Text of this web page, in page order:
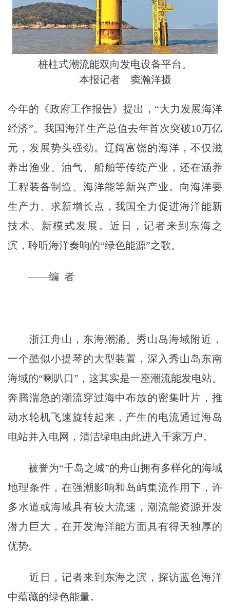
桩柱式潮流能双向发电设备平台。
本报记者 窦瀚洋摄
今年的《政府工作报告》提出，“大力发展海洋
经济”。我国海洋生产总值去年首次突破10万亿
元，发展势头强劲。辽阔富饶的海洋，不仅滋
养出渔业、油气、船舶等传统产业，还在涵养
工程装备制造、海洋能等新兴产业。向海洋要
生产力、求新增长点，我国全力促进海洋能新
技术、新模式发展。近日，记者来到东海之
滨，聆听海洋奏响的“绿色能源”之歌。
——编 者
浙江舟山，东海潮涌。秀山岛海域附近，
一个酷似小提琴的大型装置，深入秀山岛东南
海域的“喇叭口”，这其实是一座潮流能发电站。
奔腾湍急的潮流穿过海中布放的密集叶片，推
动水轮机飞速旋转起来，产生的电流通过海岛
电站并入电网，清洁绿电由此进入千家万户。
被誉为“千岛之城”的舟山拥有多样化的海域
地理条件，在强潮影响和岛屿集流作用下，许
多水道或海域具有较大流速，潮流能资源开发
潜力巨大，在开发海洋能方面具有得天独厚的
优势。
近日，记者来到东海之滨，探访蓝色海洋
中蕴藏的绿色能量。